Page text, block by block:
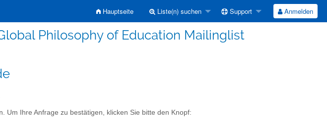
Hauptseite Liste(n) suchen Support Anmelden
Philosophy of Education Mailinglist
Um Ihre Anfrage zu bestätigen, klicken Sie bitte den Knopf: